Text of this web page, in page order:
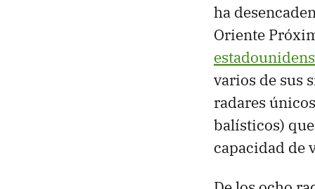
ha
Oriente
varios de sus
radares
balísticos)
capacidad de